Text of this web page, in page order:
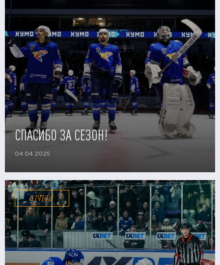
СПАСИБО ЗА СЕЗОН!
04.04.2025
ОТЧЕТЫ